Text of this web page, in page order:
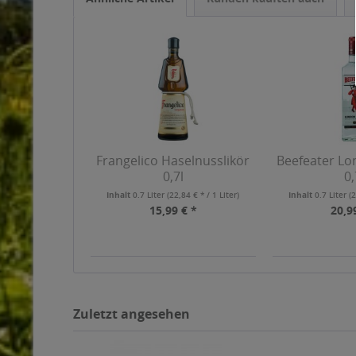
Frangelico Haselnusslikör
0,7l
Inhalt0.7 Liter(22,84 € * / 1 Liter)
15,99 € *
Beefeater
Inhalt 0.7 Liter
Zuletzt angesehen